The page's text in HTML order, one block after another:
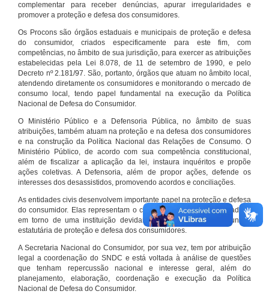
complementar para receber denúncias, apurar irregularidades e
promover a proteção e defesa dos consumidores.
Os Procons são órgãos estaduais e municipais de proteção e defesa
do consumidor, criados especificamente para este fim, com
competências, no âmbito de sua jurisdição, para exercer as atribuições
estabelecidas pela Lei 8.078, de 11 de setembro de 1990, e pelo
Decreto nº 2.181/97. São, portanto, órgãos que atuam no âmbito local,
atendendo diretamente os consumidores e monitorando o mercado de
consumo local, tendo papel fundamental na execução da Política
Nacional de Defesa do Consumidor.
O Ministério Público e a Defensoria Pública, no âmbito de suas
atribuições, também atuam na proteção e na defesa dos consumidores
e na construção da Política Nacional das Relações de Consumo. O
Ministério Público, de acordo com sua competência constitucional,
além de fiscalizar a aplicação da lei, instaura inquéritos e propõe
ações coletivas. A Defensoria, além de propor ações, defende os
interesses dos desassistidos, promovendo acordos e conciliações.
As entidades civis desenvolvem importante papel na proteção e defesa
do consumidor. Elas representam o conjunto organizado de cidadãos
em torno de uma instituição devidamente registrada e com função
estatutária de proteção e defesa dos consumidores.
A Secretaria Nacional do Consumidor, por sua vez, tem por atribuição
legal a coordenação do SNDC e está voltada à análise de questões
que tenham repercussão nacional e interesse geral, além do
planejamento, elaboração, coordenação e execução da Política
Nacional de Defesa do Consumidor.